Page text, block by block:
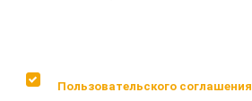
Пользовательского соглашения